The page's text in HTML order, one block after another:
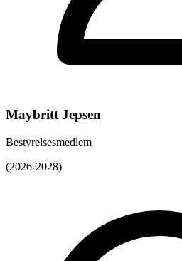
Maybritt Jepsen
Bestyrelsesmedlem
(2026-2028)